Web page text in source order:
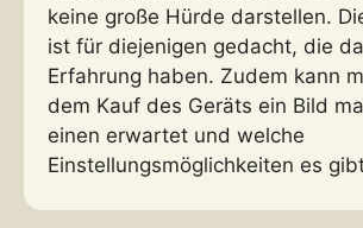
keine große Hürde darstellen.
ist für diejenigen gedacht, die
Erfahrung haben. Zudem kann
dem Kauf des Geräts ein Bild
einen erwartet und welche
Einstellungsmöglichkeiten es